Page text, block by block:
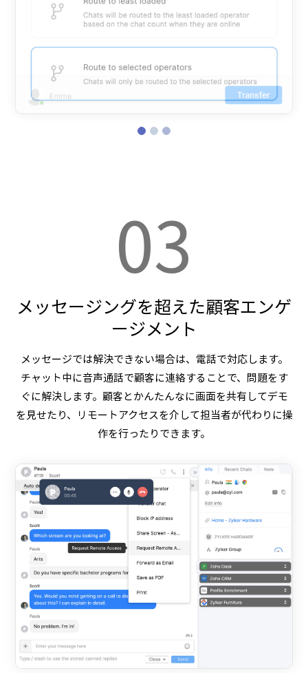
03
メッセージングを超えた顧客エンゲ
ージメント
メッセージでは解決できない場合は、電話で対応します。
チャット中に音声通話で顧客に連絡することで、問題をす
ぐに解決します。顧客とかんたんなに画面を共有してデモ
を見せたり、リモートアクセスを介して担当者が代わりに操
作を行ったりできます。